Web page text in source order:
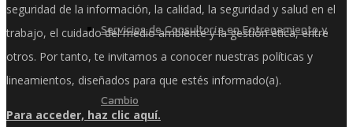
Servicios de Consultoría en Entrenamiento y
Cambio
seguridad de la información, la calidad, la seguridad y salud en el
trabajo, el cuidado del medio ambiente y la gestión ética, entre
otros. Por tanto, te invitamos a conocer nuestras políticas y
lineamientos, diseñados para que estés informado(a).
Para acceder, haz clic aquí.